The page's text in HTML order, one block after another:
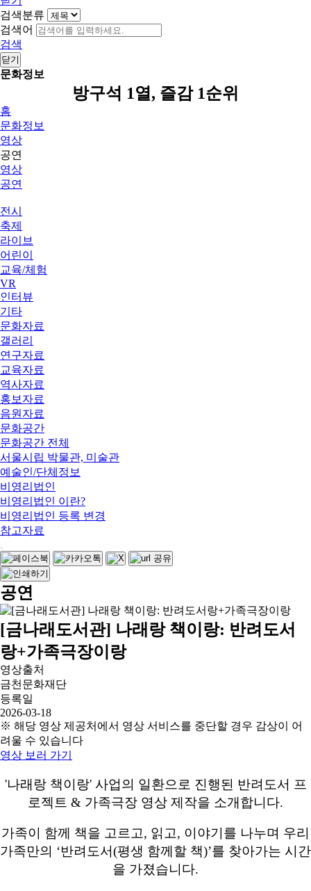
검색분류
검색어
검색
닫기
문화정보
방구석 1열, 즐감 1순위
홈
문화정보
영상
공연
영상
공연
전시
축제
라이브
어린이
교육/체험
VR
인터뷰
기타
문화자료
갤러리
연구자료
교육자료
역사자료
홍보자료
음원자료
문화공간
문화공간 전체
서울시립 박물관, 미술관
예술인/단체정보
비영리법인
비영리법인 이란?
비영리법인 등록 변경
참고자료
공연
[금나래도서관] 나래랑 책이랑: 반려도서
랑+가족극장이랑
영상출처
금천문화재단
등록일
2026-03-18
※ 해당 영상 제공처에서 영상 서비스를 중단할 경우 감상이 어
려울 수 있습니다
영상 보러 가기
'나래랑 책이랑' 사업의 일환으로 진행된 반려도서 프
로젝트 & 가족극장 영상 제작을 소개합니다.
가족이 함께 책을 고르고, 읽고, 이야기를 나누며 우리
가족만의 ‘반려도서(평생 함께할 책)’를 찾아가는 시간
을 가졌습니다.